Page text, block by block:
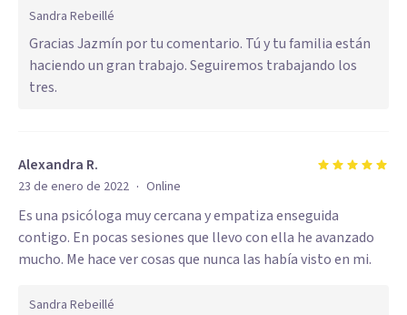
Sandra Rebeillé
Gracias Jazmín por tu comentario. Tú y tu familia están
haciendo un gran trabajo. Seguiremos trabajando los
tres.
Alexandra R.
23 de enero de 2022 · Online
Es una psicóloga muy cercana y empatiza enseguida
contigo. En pocas sesiones que llevo con ella he avanzado
mucho. Me hace ver cosas que nunca las había visto en mi.
Sandra Rebeillé